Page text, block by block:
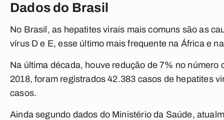
Dados do Brasil
No Brasil, as hepatites virais mais comuns são as
vírus D e E, esse último mais frequente na África e
Na última década, houve redução de 7% no
2018, foram registrados 42.383 casos de hepatites
casos.
Ainda segundo dados do Ministério da Saúde,